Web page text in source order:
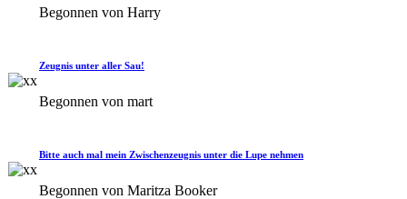
Begonnen von Harry
Zeugnis unter aller Sau!
Begonnen von mart
Bitte auch mal mein Zwischenzeugnis unter die Lupe nehmen
Begonnen von Maritza Booker